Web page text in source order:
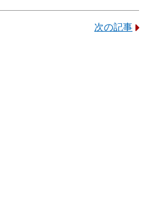
次の記事